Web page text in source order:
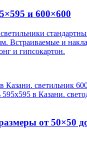
и 600×600
Встраиваемые и
и гипсокартон.
Казани. светильник
595х595 в Казани.
от 50×50